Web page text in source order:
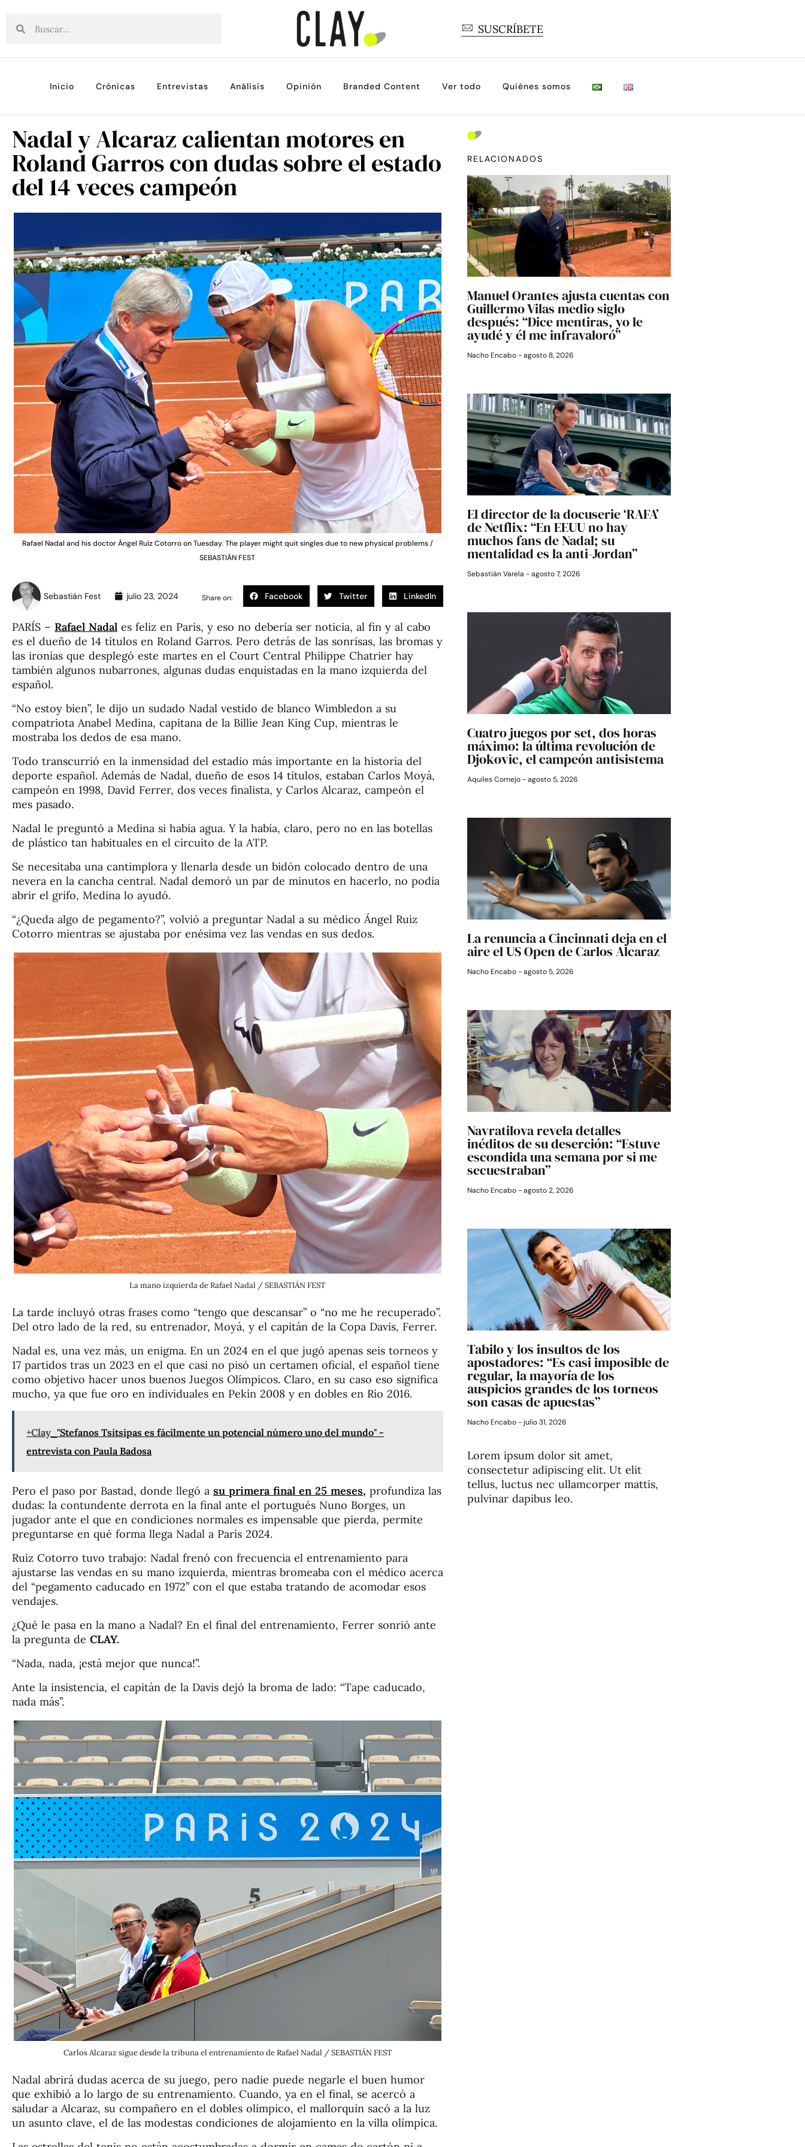
SUSCRÍBETE
Inicio Crónicas Entrevistas Análisis Opinión Branded Content Ver todo Quiénes somos
Nadal y Alcaraz calientan motores en
Roland Garros con dudas sobre el estado
del 14 veces campeón
Rafael Nadal and his doctor Ángel Ruiz Cotorro on Tuesday. The player might quit singles due to new physical problems /
SEBASTIÁN FEST
Sebastián Fest julio 23, 2024 Share on: Facebook Twitter LinkedIn
PARÍS – Rafael Nadal es feliz en París, y eso no debería ser noticia, al fin y al cabo
es el dueño de 14 títulos en Roland Garros. Pero detrás de las sonrisas, las bromas y
las ironías que desplegó este martes en el Court Central Philippe Chatrier hay
también algunos nubarrones, algunas dudas enquistadas en la mano izquierda del
español.
“No estoy bien”, le dijo un sudado Nadal vestido de blanco Wimbledon a su
compatriota Anabel Medina, capitana de la Billie Jean King Cup, mientras le
mostraba los dedos de esa mano.
Todo transcurrió en la inmensidad del estadio más importante en la historia del
deporte español. Además de Nadal, dueño de esos 14 títulos, estaban Carlos Moyá,
campeón en 1998, David Ferrer, dos veces finalista, y Carlos Alcaraz, campeón el
mes pasado.
Nadal le preguntó a Medina si había agua. Y la había, claro, pero no en las botellas
de plástico tan habituales en el circuito de la ATP.
Se necesitaba una cantimplora y llenarla desde un bidón colocado dentro de una
nevera en la cancha central. Nadal demoró un par de minutos en hacerlo, no podía
abrir el grifo, Medina lo ayudó.
“¿Queda algo de pegamento?”, volvió a preguntar Nadal a su médico Ángel Ruiz
Cotorro mientras se ajustaba por enésima vez las vendas en sus dedos.
La mano izquierda de Rafael Nadal / SEBASTIÁN FEST
La tarde incluyó otras frases como “tengo que descansar” o “no me he recuperado”.
Del otro lado de la red, su entrenador, Moyá, y el capitán de la Copa Davis, Ferrer.
Nadal es, una vez más, un enigma. En un 2024 en el que jugó apenas seis torneos y
17 partidos tras un 2023 en el que casi no pisó un certamen oficial, el español tiene
como objetivo hacer unos buenos Juegos Olímpicos. Claro, en su caso eso significa
mucho, ya que fue oro en individuales en Pekín 2008 y en dobles en Río 2016.
+Clay "Stefanos Tsitsipas es fácilmente un potencial número uno del mundo" -
entrevista con Paula Badosa
Pero el paso por Bastad, donde llegó a su primera final en 25 meses, profundiza las
dudas: la contundente derrota en la final ante el portugués Nuno Borges, un
jugador ante el que en condiciones normales es impensable que pierda, permite
preguntarse en qué forma llega Nadal a París 2024.
Ruiz Cotorro tuvo trabajo: Nadal frenó con frecuencia el entrenamiento para
ajustarse las vendas en su mano izquierda, mientras bromeaba con el médico acerca
del “pegamento caducado en 1972” con el que estaba tratando de acomodar esos
vendajes.
¿Qué le pasa en la mano a Nadal? En el final del entrenamiento, Ferrer sonrió ante
la pregunta de CLAY.
“Nada, nada, ¡está mejor que nunca!”.
Ante la insistencia, el capitán de la Davis dejó la broma de lado: “Tape caducado,
nada más”.
Carlos Alcaraz sigue desde la tribuna el entrenamiento de Rafael Nadal / SEBASTIÁN FEST
Nadal abrirá dudas acerca de su juego, pero nadie puede negarle el buen humor
que exhibió a lo largo de su entrenamiento. Cuando, ya en el final, se acercó a
saludar a Alcaraz, su compañero en el dobles olímpico, el mallorquín sacó a la luz
un asunto clave, el de las modestas condiciones de alojamiento en la villa olímpica.
RELACIONADOS
Manuel Orantes ajusta cuentas con
Guillermo Vilas medio siglo
después: “Dice mentiras, yo le
ayudé y él me infravaloró”
Nacho Encabo agosto 8, 2026
El director de la docuserie ‘RAFA’
de Netflix: “En EEUU no hay
muchos fans de Nadal; su
mentalidad es la anti-Jordan”
Sebastián Varela agosto 7, 2026
Cuatro juegos por set, dos horas
máximo: la última revolución de
Djokovic, el campeón antisistema
Aquiles Cornejo agosto 5, 2026
La renuncia a Cincinnati deja en el
aire el US Open de Carlos Alcaraz
Nacho Encabo agosto 5, 2026
Navratilova revela detalles
inéditos de su deserción: “Estuve
escondida una semana por si me
secuestraban”
Nacho Encabo agosto 2, 2026
Tabilo y los insultos de los
apostadores: “Es casi imposible de
regular, la mayoría de los
auspicios grandes de los torneos
son casas de apuestas”
Nacho Encabo julio 31, 2026
Lorem ipsum dolor sit amet,
consectetur adipiscing elit. Ut elit
tellus, luctus nec ullamcorper mattis,
pulvinar dapibus leo.